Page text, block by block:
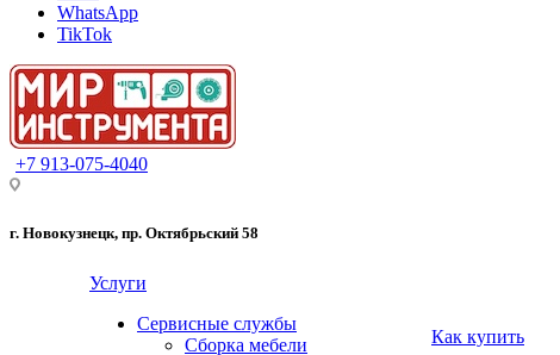
WhatsApp
TikTok
+7 913-075-4040
г. Новокузнецк, пр. Октябрьский 58
Услуги
Сервисные службы
Сборка мебели
Как купить